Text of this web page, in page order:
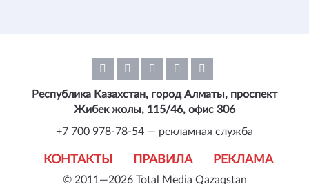
© 2011—2026 Total Media Qazaqstan
КОНТАКТЫ ПРАВИЛА РЕКЛАМА
Республика Казахстан, город Алматы, проспект
Жибек жолы, 115/46, офис 306
+7 700 978-78-54 — рекламная служба